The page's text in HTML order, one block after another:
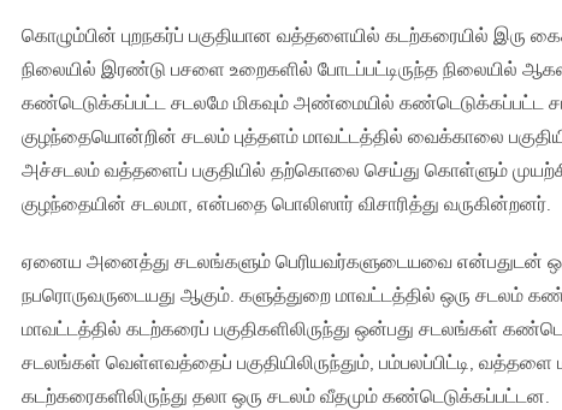
கொழும்பின் புறநகர்ப் பகுதியான வத்தளையில் கடற்கரையில் இரு
நிலையில் இரண்டு பசளை உறைகளில் போடப்பட்டிருந்த நிலையில்
கண்டெடுக்கப்பட்ட சடலமே மிகவும் அண்மையில் கண்டெடுக்கப்பட்ட
குழந்தையொன்றின் சடலம் புத்தளம் மாவட்டத்தில் வைக்காலை
அச்சடலம் வத்தளைப் பகுதியில் தற்கொலை செய்து கொள்ளும்
குழந்தையின் சடலமா, என்பதை பொலிஸார் விசாரித்து வருகின்றனர்.
ஏனைய அனைத்து சடலங்களும் பெரியவர்களுடையவை என்பதுடன்
நபரொருவருடையது ஆகும். களுத்துறை மாவட்டத்தில் ஒரு சடலம்
மாவட்டத்தில் கடற்கரைப் பகுதிகளிலிருந்து ஒன்பது சடலங்கள்
சடலங்கள் வெள்ளவத்தைப் பகுதியிலிருந்தும், பம்பலப்பிட்டி, வத்தளை
கடற்கரைகளிலிருந்து தலா ஒரு சடலம் வீதமும் கண்டெடுக்கப்பட்டன.